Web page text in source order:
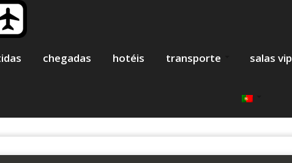
chegadas hotéis transporte salas vip